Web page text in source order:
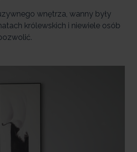
wnętrza, wanny były
królewskich i niewiele osób